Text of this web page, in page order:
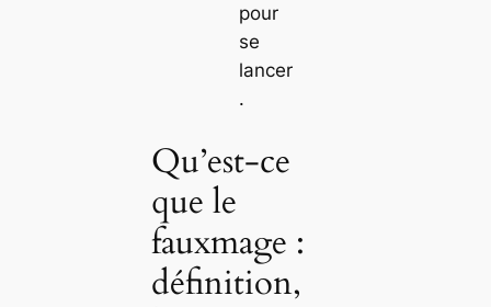
pour
se
lancer
.
Qu’est-ce
que le
fauxmage :
définition,